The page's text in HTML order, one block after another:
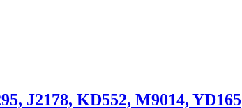
J2178, KD552, M9014, YD165